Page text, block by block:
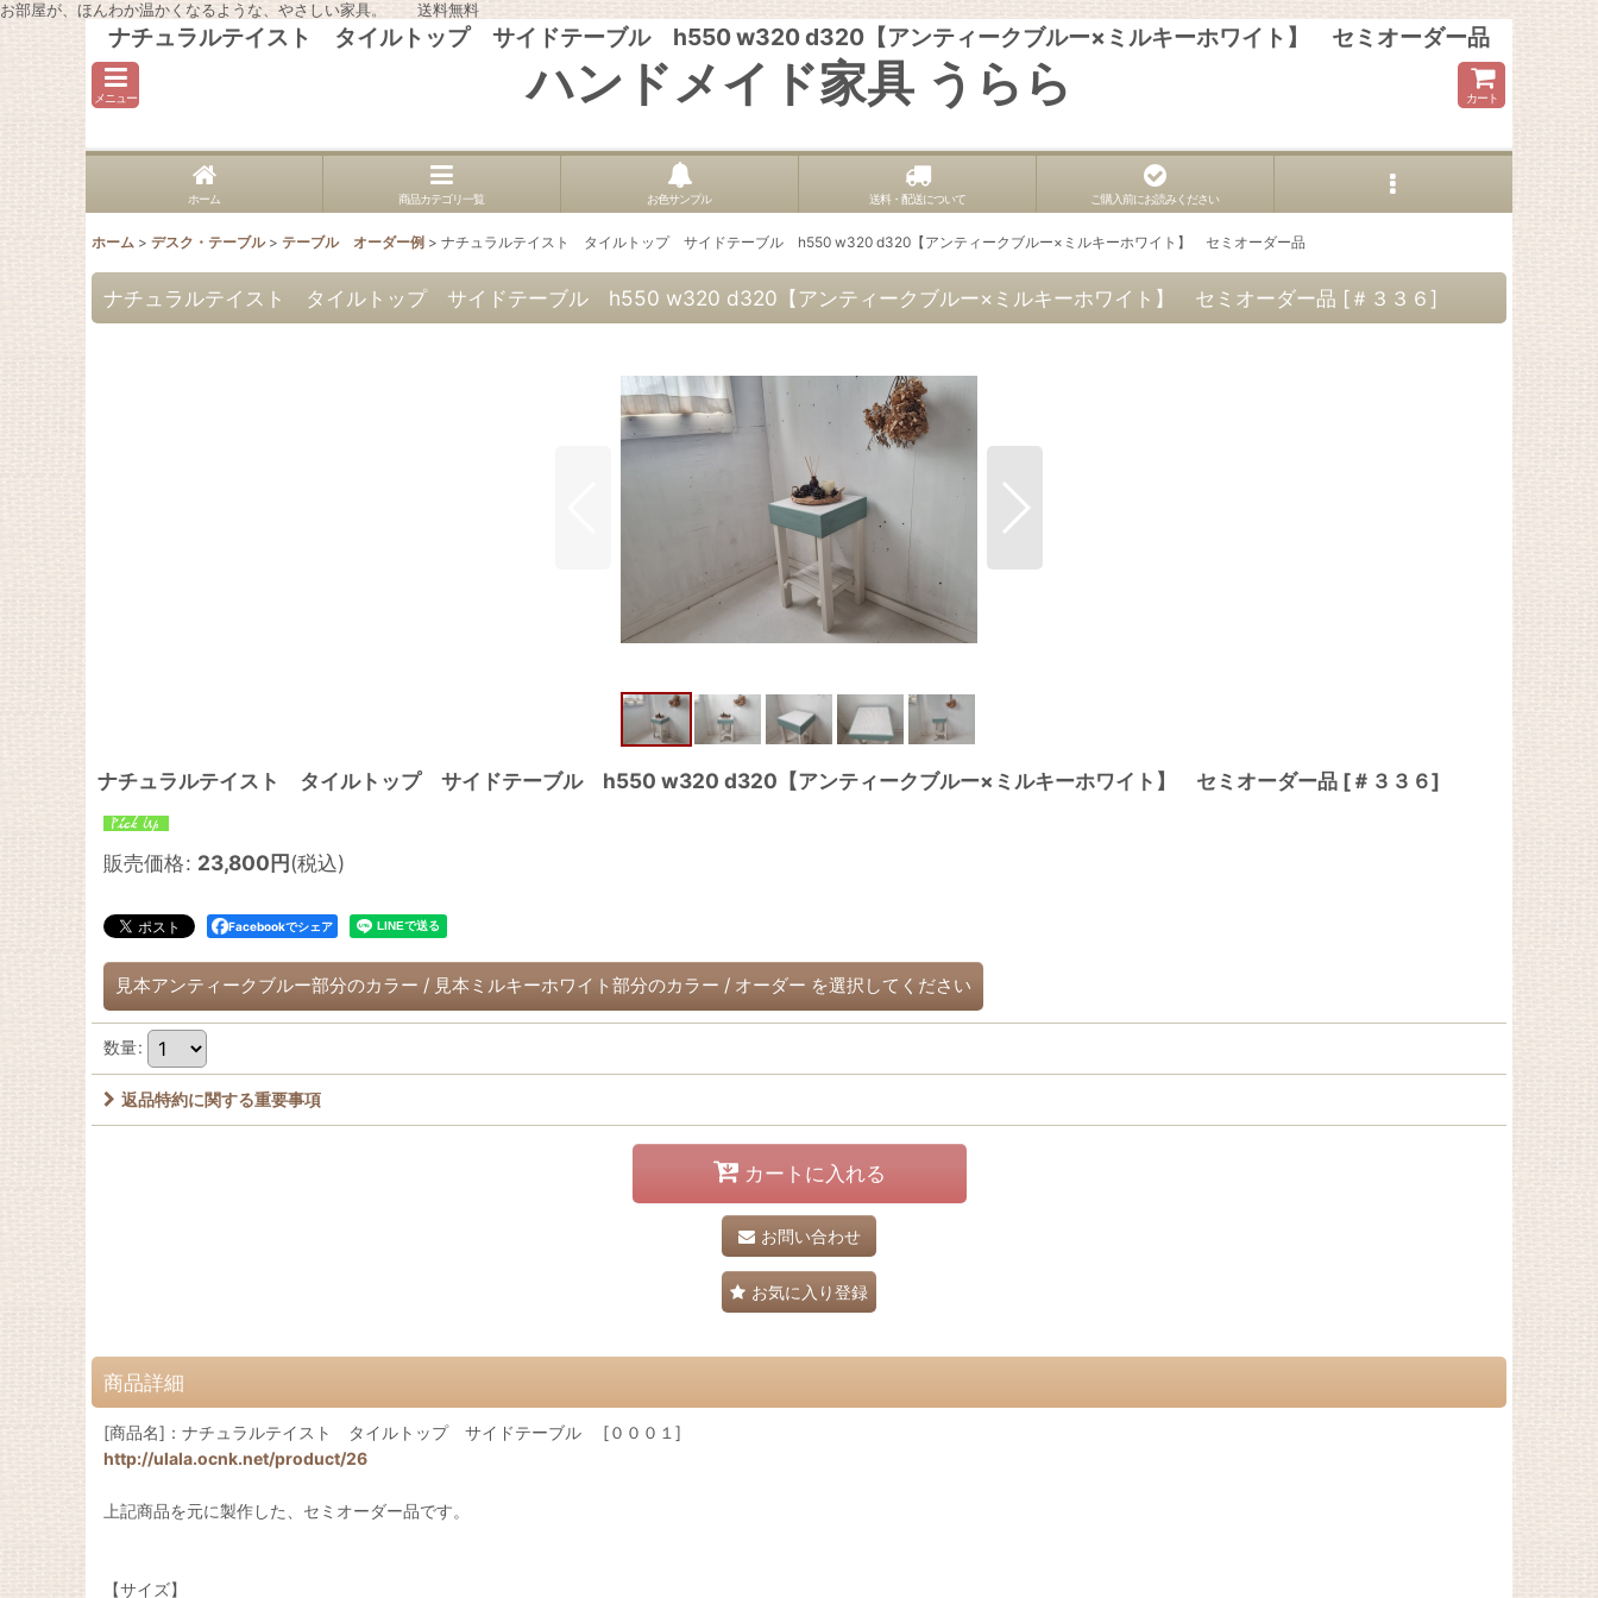
お部屋が、ほんわか温かくなるような、やさしい家具。 送料無料
ナチュラルテイスト タイルトップ サイドテーブル h550 w320 d320【アンティークブルー×ミルキーホワイト】 セミオーダー品
メニュー ハンドメイド家具 うらら カート
ホーム 商品カテゴリ一覧 お色サンプル 送料・配送について ご購入前にお読みください
ホーム > デスク・テーブル > テーブル オーダー例 > ナチュラルテイスト タイルトップ サイドテーブル h550 w320 d320【アンティークブルー×ミルキーホワイト】 セミオーダー品
ナチュラルテイスト タイルトップ サイドテーブル h550 w320 d320【アンティークブルー×ミルキーホワイト】 セミオーダー品 [＃３３６]
ナチュラルテイスト タイルトップ サイドテーブル h550 w320 d320【アンティークブルー×ミルキーホワイト】 セミオーダー品 [＃３３６]
販売価格: 23,800円(税込)
Facebookでシェア
見本アンティークブルー部分のカラー / 見本ミルキーホワイト部分のカラー / オーダー を選択してください
数量:
返品特約に関する重要事項
カートに入れる
お問い合わせ
お気に入り登録
商品詳細
[商品名]：ナチュラルテイスト タイルトップ サイドテーブル [０００１]
http://ulala.ocnk.net/product/26
上記商品を元に製作した、セミオーダー品です。
【サイズ】